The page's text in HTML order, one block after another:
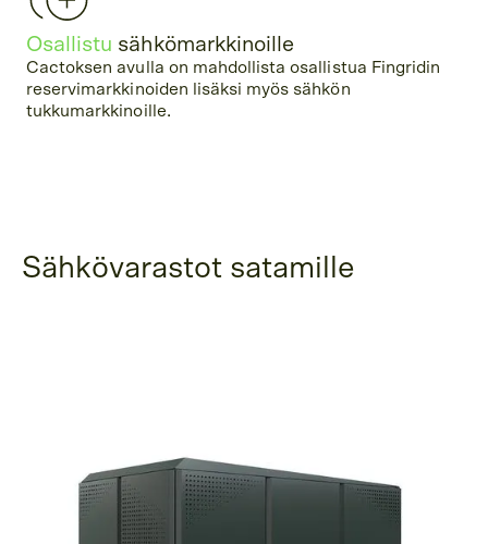
Osallistu sähkömarkkinoille
Cactoksen avulla on mahdollista osallistua Fingridin
reservimarkkinoiden lisäksi myös sähkön
tukkumarkkinoille.
Sähkövarastot satamille